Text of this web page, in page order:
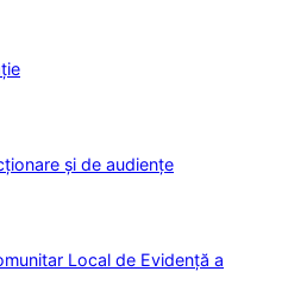
și de audiențe
Local de Evidență a